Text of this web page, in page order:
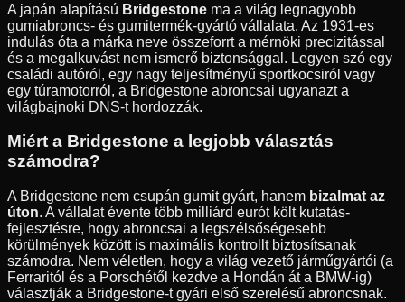
A japán alapítású Bridgestone ma a világ legnagyobb
gumiabroncs- és gumitermék-gyártó vállalata. Az 1931-es
indulás óta a márka neve összeforrt a mérnöki precizitással
és a megalkuvást nem ismerő biztonsággal. Legyen szó egy
családi autóról, egy nagy teljesítményű sportkocsiról vagy
egy túramotorról, a Bridgestone abroncsai ugyanazt a
világbajnoki DNS-t hordozzák.
Miért a Bridgestone a legjobb választás
számodra?
A Bridgestone nem csupán gumit gyárt, hanem bizalmat az
úton. A vállalat évente több milliárd eurót költ kutatás-
fejlesztésre, hogy abroncsai a legszélsőségesebb
körülmények között is maximális kontrollt biztosítsanak
számodra. Nem véletlen, hogy a világ vezető járműgyártói (a
Ferraritól és a Porschétől kezdve a Hondán át a BMW-ig)
választják a Bridgestone-t gyári első szerelésű abroncsnak.